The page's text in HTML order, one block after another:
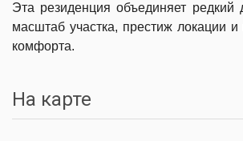
Эта резиденция объединяет редкий
масштаб участка, престиж локации
комфорта.
На карте